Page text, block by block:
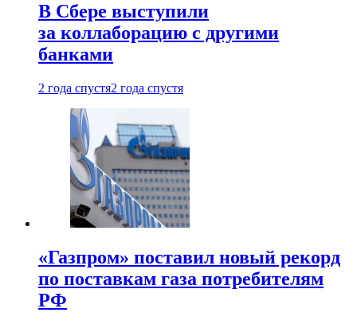
В Сбере выступили
за коллаборацию с другими
банками
2 года спустя2 года спустя
«Газпром» поставил новый рекорд
по поставкам газа потребителям
РФ